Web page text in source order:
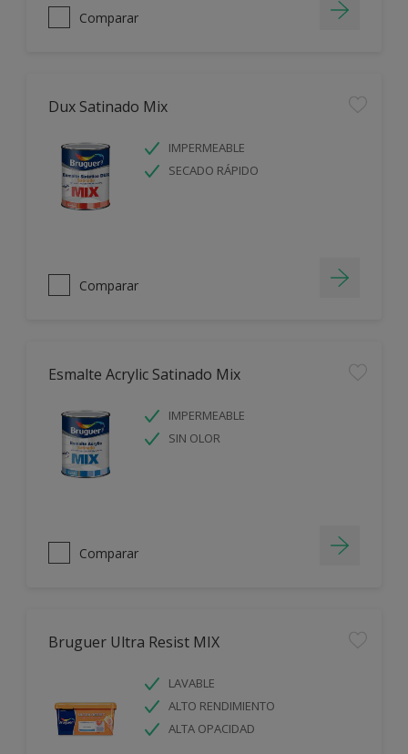
Comparar
Dux Satinado Mix
IMPERMEABLE
SECADO RÁPIDO
Comparar
Esmalte Acrylic Satinado Mix
IMPERMEABLE
SIN OLOR
Comparar
Bruguer Ultra Resist MIX
LAVABLE
ALTO RENDIMIENTO
ALTA OPACIDAD